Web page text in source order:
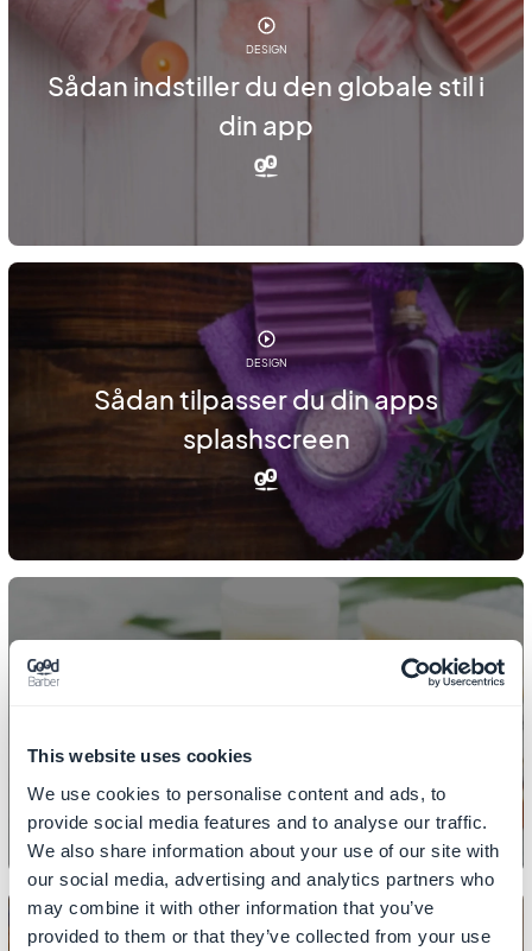
This website uses cookies
We use cookies to personalise content and ads, to
provide social media features and to analyse our traffic.
We also share information about your use of our site with
our social media, advertising and analytics partners who
may combine it with other information that you’ve
provided to them or that they’ve collected from your use
DESIGN
Sådan indstiller du den globale stil i
din app
DESIGN
Sådan tilpasser du din apps
splashscreen
menu